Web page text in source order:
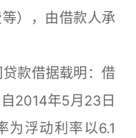
），由借款人承
款借据载明：借
2014年5月23日
为浮动利率以6.1